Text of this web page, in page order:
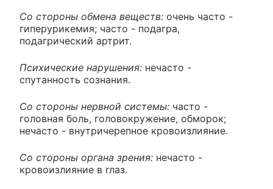
Со стороны обмена веществ: очень часто -
гиперурикемия; часто - подагра,
подагрический артрит.
Психические нарушения: нечасто -
спутанность сознания.
Со стороны нервной системы: часто -
головная боль, головокружение, обморок;
нечасто - внутричерепное кровоизлияние.
Со стороны органа зрения: нечасто -
кровоизлияние в глаз.